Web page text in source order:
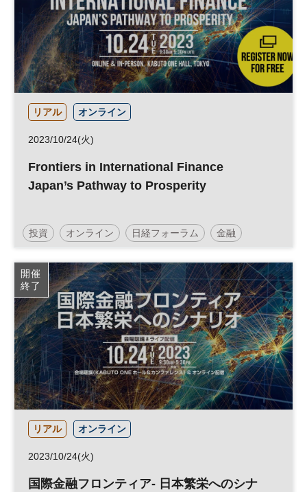
日経産業新聞フォーラム
リアル オンライン
2023/10/24(火)
Frontiers in International Finance
Japan’s Pathway to Prosperity
投資 オンライン 日経フォーラム 金融
グローバル
開催
終了
リアル オンライン
2023/10/24(火)
国際金融フロンティア- 日本繁栄へのシナ